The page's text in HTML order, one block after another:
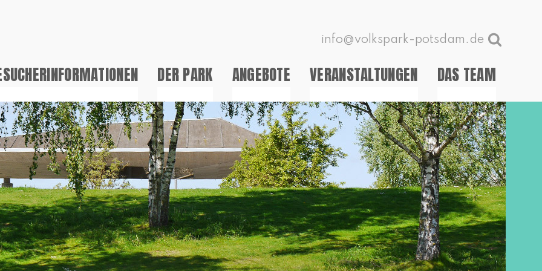
info@volkspark-potsdam.de
DER PARK ANGEBOTE VERANSTALTUNGEN DAS TEAM